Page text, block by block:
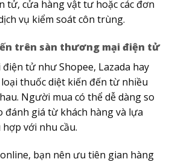
tử, cửa hàng vật tư hoặc các đơn
vụ kiểm soát côn trùng.
trên sàn thương mại điện tử
tử như Shopee, Lazada hay
thuốc diệt kiến đến từ nhiều
Người mua có thể dễ dàng so
đánh giá từ khách hàng và lựa
với nhu cầu.
bạn nên ưu tiên gian hàng